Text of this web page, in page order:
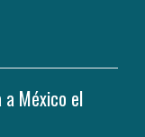
a México el